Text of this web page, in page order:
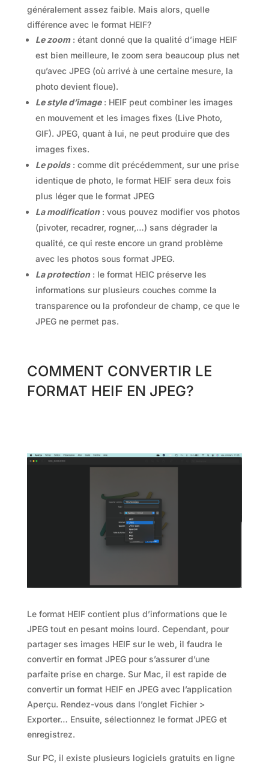
généralement assez faible. Mais alors, quelle
différence avec le format HEIF?
Le zoom : étant donné que la qualité d’image HEIF
est bien meilleure, le zoom sera beaucoup plus net
qu’avec JPEG (où arrivé à une certaine mesure, la
photo devient floue).
Le style d’image : HEIF peut combiner les images
en mouvement et les images fixes (Live Photo,
GIF). JPEG, quant à lui, ne peut produire que des
images fixes.
Le poids : comme dit précédemment, sur une prise
identique de photo, le format HEIF sera deux fois
plus léger que le format JPEG
La modification : vous pouvez modifier vos photos
(pivoter, recadrer, rogner,…) sans dégrader la
qualité, ce qui reste encore un grand problème
avec les photos sous format JPEG.
La protection : le format HEIC préserve les
informations sur plusieurs couches comme la
transparence ou la profondeur de champ, ce que le
JPEG ne permet pas.
COMMENT CONVERTIR LE
FORMAT HEIF EN JPEG?
Le format HEIF contient plus d’informations que le
JPEG tout en pesant moins lourd. Cependant, pour
partager ses images HEIF sur le web, il faudra le
convertir en format JPEG pour s’assurer d’une
parfaite prise en charge. Sur Mac, il est rapide de
convertir un format HEIF en JPEG avec l’application
Aperçu. Rendez-vous dans l’onglet Fichier >
Exporter… Ensuite, sélectionnez le format JPEG et
enregistrez.
Sur PC, il existe plusieurs logiciels gratuits en ligne